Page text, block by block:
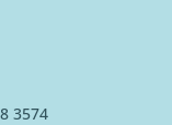
3574